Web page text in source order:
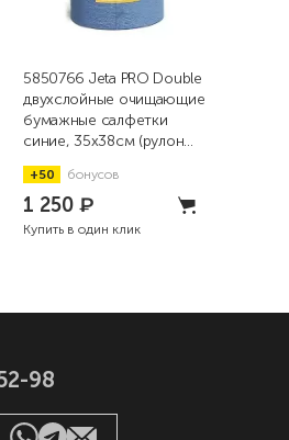
5850766 Jeta PRO Double
двухслойные очищающие
бумажные салфетки
синие, 35х38см (рулон
500шт)
+50 бонусов
1 250₽
Купить в один клик
98